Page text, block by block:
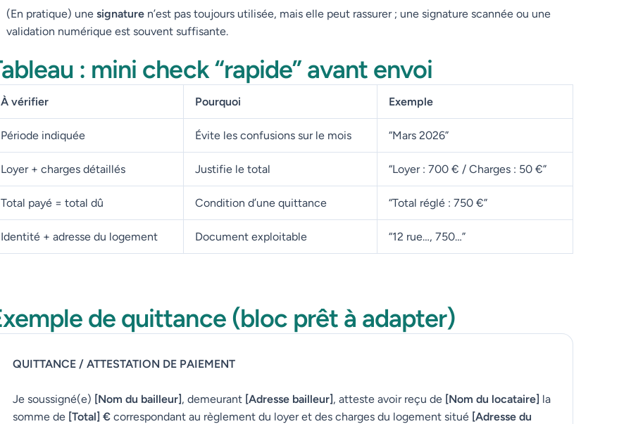
(En pratique) une signature n’est pas toujours utilisée, mais elle peut rassurer ; une signature scannée ou une
validation numérique est souvent suffisante.
: mini check “rapide” avant envoi
À vérifier Pourquoi Exemple
Période indiquée Évite les confusions sur le mois “Mars 2026”
Loyer + charges détaillés Justifie le total “Loyer : 700 € / Charges : 50 €”
Total payé = total dû Condition d’une quittance “Total réglé : 750 €”
Identité + adresse du logement Document exploitable “12 rue…, 750…”
de quittance (bloc prêt à adapter)
QUITTANCE / ATTESTATION DE PAIEMENT
Je soussigné(e) [Nom du bailleur], demeurant [Adresse bailleur], atteste avoir reçu de [Nom du locataire] la
somme de [Total] € correspondant au règlement du loyer et des charges du logement situé [Adresse du